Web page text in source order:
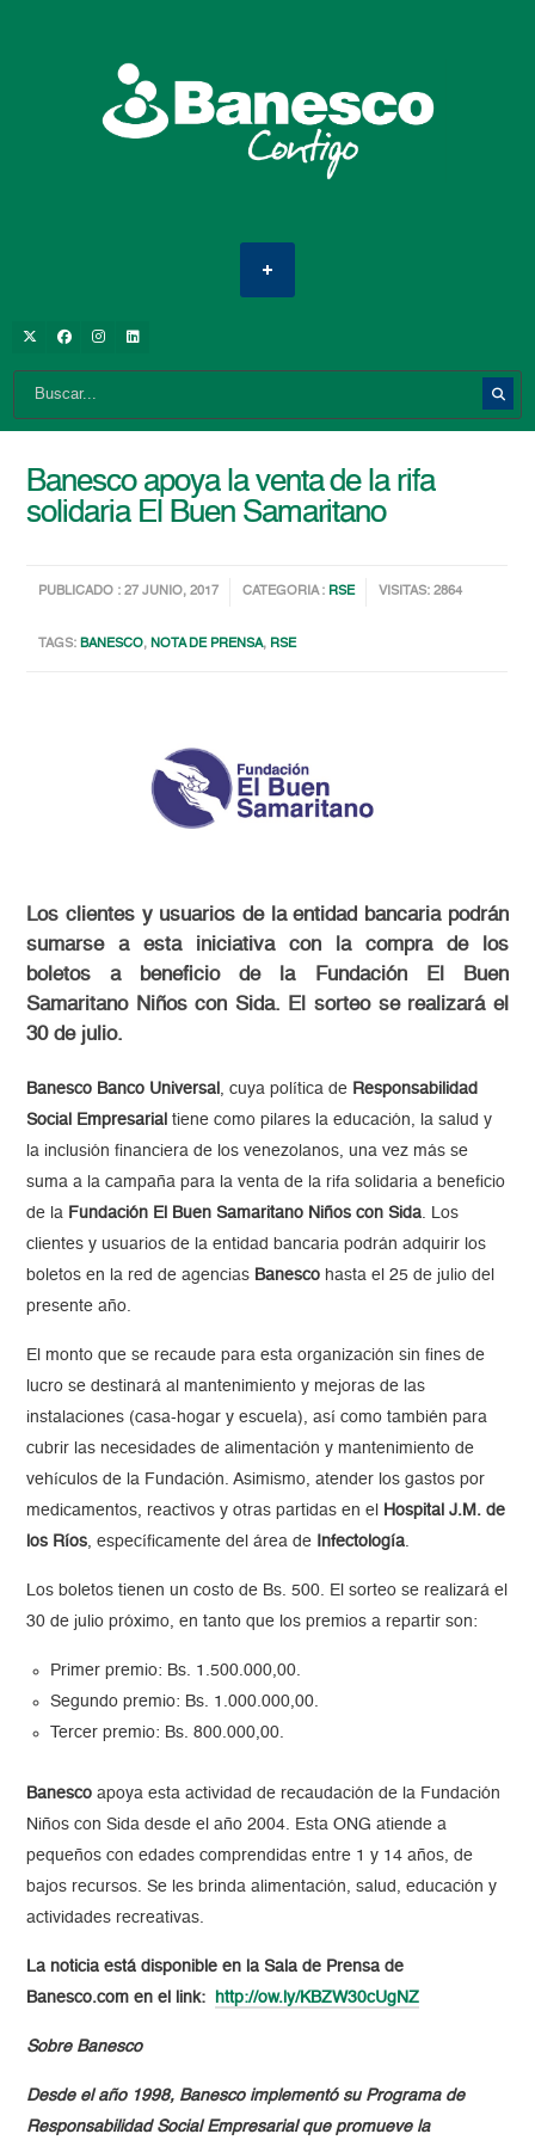
Banesco apoya la venta de la rifa
solidaria El Buen Samaritano
PUBLICADO : 27 JUNIO, 2017 CATEGORIA : RSE VISITAS: 2864
TAGS:BANESCO,NOTA DE PRENSA, RSE
Los clientes y usuarios de la entidad bancaria podrán
sumarse a esta iniciativa con la compra de los
boletos a beneficio de la Fundación El Buen
Samaritano Niños con Sida. El sorteo se realizará el
30 de julio.
Banesco Banco Universal , cuya política de Responsabilidad
Social Empresarial tiene como pilares la educación, la salud y
la inclusión financiera de los venezolanos, una vez más se
suma a la campaña para la venta de la rifa solidaria a beneficio
de la Fundación El Buen Samaritano Niños con Sida. Los
clientes y usuarios de la entidad bancaria podrán adquirir los
boletos en la red de agencias Banesco hasta el 25 de julio del
presente año.
El monto que se recaude para esta organización sin fines de
lucro se destinará al mantenimiento y mejoras de las
instalaciones (casa-hogar y escuela), así como también para
cubrir las necesidades de alimentación y mantenimiento de
vehículos de la Fundación. Asimismo, atender los gastos por
medicamentos, reactivos y otras partidas en el
Hospital J.M. de
los Ríos, específicamente del área de Infectología.
Los boletos tienen un costo de Bs. 500. El sorteo se realizará el
30 de julio próximo, en tanto que los premios a repartir son:
Primer premio: Bs. 1.500.000,00.
Segundo premio: Bs. 1.000.000,00.
Tercer premio: Bs. 800.000,00.
Banesco apoya esta actividad de recaudación de la Fundación
Niños con Sida desde el año 2004. Esta ONG atiende a
pequeños con edades comprendidas entre 1 y 14 años, de
bajos recursos. Se les brinda alimentación, salud, educación y
actividades recreativas.
La noticia está disponible en la Sala de Prensa de
Banesco.com en el link:
http://ow.ly/KBZW30cUgNZ
Sobre Banesco
Desde el año 1998, Banesco implementó su Programa de
Responsabilidad Social Empresarial que promueve la